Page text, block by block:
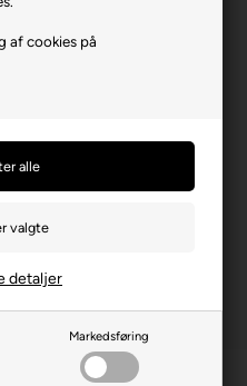
af cookies på
Markedsføring
detaljer
Store brikker
ravensburger.org